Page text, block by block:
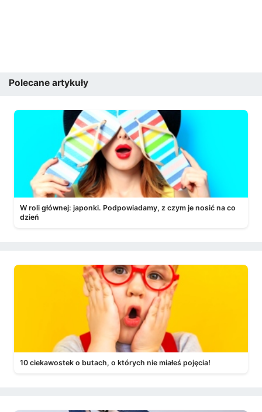
Polecane artykuły
W roli głównej: japonki. Podpowiadamy, z czym je nosić na co
dzień
10 ciekawostek o butach, o których nie miałeś pojęcia!